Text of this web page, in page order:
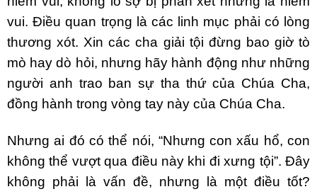
vui. Điều quan trọng là các linh mục phải có lòng
thương xót. Xin các cha giải tội đừng bao giờ tò
mò hay dò hỏi, nhưng hãy hành động như những
người anh trao ban sự tha thứ của Chúa Cha,
đồng hành trong vòng tay này của Chúa Cha.
Nhưng ai đó có thể nói, “Nhưng con xấu hổ, con
không thể vượt qua điều này khi đi xưng tội”. Đây
không phải là vấn đề, nhưng là một điều tốt?